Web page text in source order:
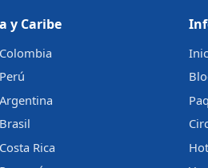
y Caribe
Rica